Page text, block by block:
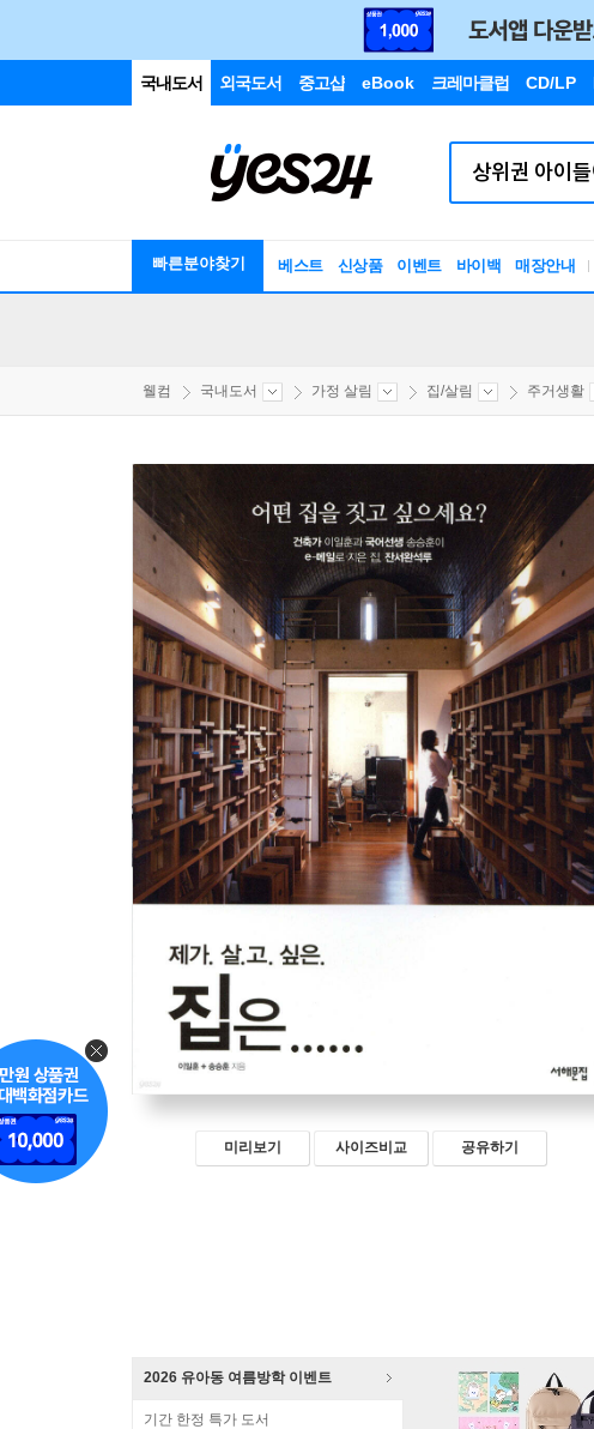
국내도서 외국도서 중고샵 eBook 크레마클럽 CD/LP
빠른분야찾기 베스트 신상품 이벤트 바이백 매장안내
웰컴 국내도서 가정 살림 집/살림 주거생활
미리보기 사이즈비교 공유하기
2026 유아동 여름방학 이벤트
기간 한정 특가 도서